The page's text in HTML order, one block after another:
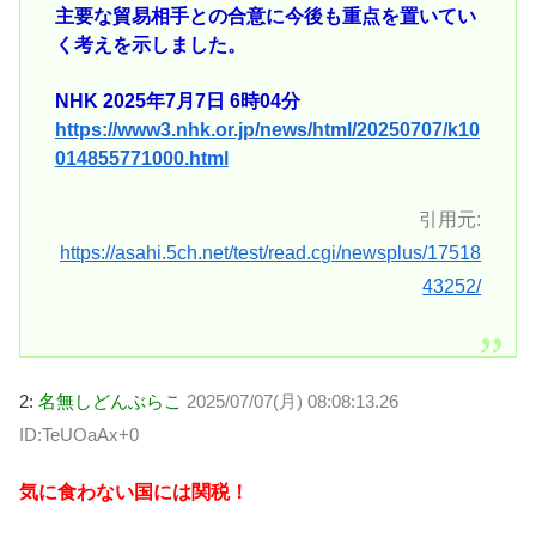
主要な貿易相手との合意に今後も重点を置いてい
く考えを示しました。
NHK 2025年7月7日 6時04分
https://www3.nhk.or.jp/news/html/20250707/k10
014855771000.html
引用元:
https://asahi.5ch.net/test/read.cgi/newsplus/17518
43252/
2: 名無しどんぶらこ 2025/07/07(月) 08:08:13.26
ID:TeUOaAx+0
気に食わない国には関税！